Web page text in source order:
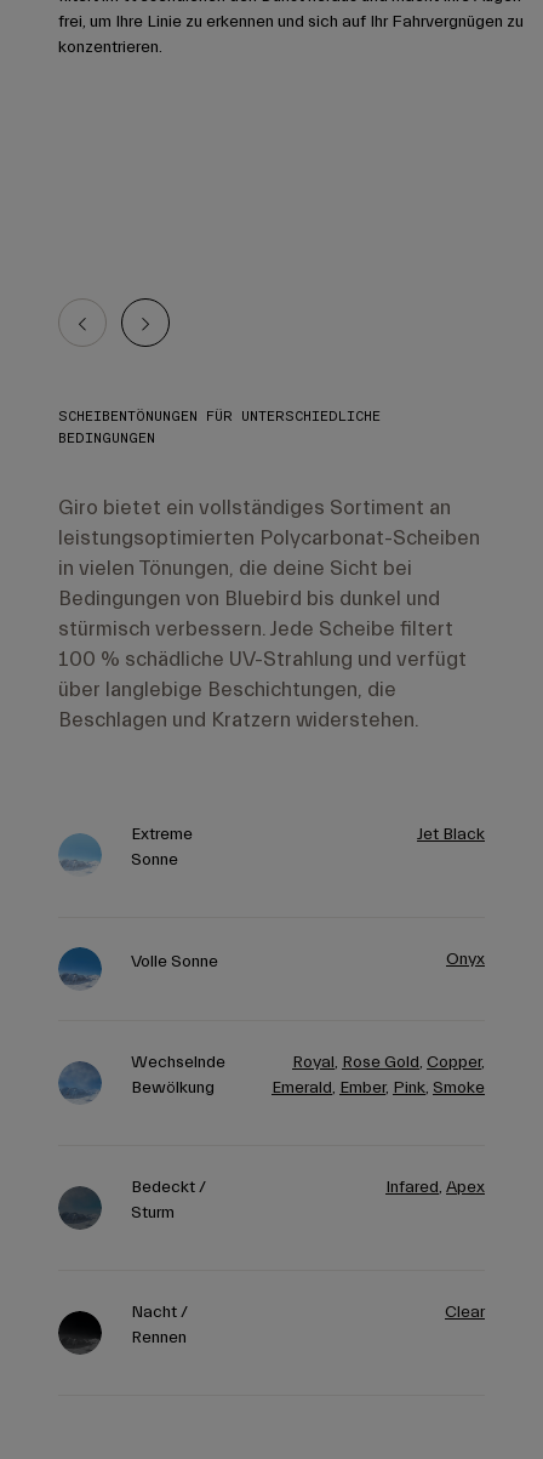
frei, um Ihre Linie zu erkennen und sich auf Ihr Fahrvergnügen zu
konzentrieren.
SCHEIBENTÖNUNGEN FÜR UNTERSCHIEDLICHE
BEDINGUNGEN
Giro bietet ein vollständiges Sortiment an
leistungsoptimierten Polycarbonat-Scheiben
in vielen Tönungen, die deine Sicht bei
Bedingungen von Bluebird bis dunkel und
stürmisch verbessern. Jede Scheibe filtert
100 % schädliche UV-Strahlung und verfügt
über langlebige Beschichtungen, die
Beschlagen und Kratzern widerstehen.
Extreme
Sonne
Jet Black
Volle Sonne Onyx
Wechselnde
Bewölkung
Royal, Rose Gold, Copper,
Emerald, Ember, Pink, Smoke
Bedeckt /
Sturm
Infared, Apex
Nacht /
Rennen
Clear